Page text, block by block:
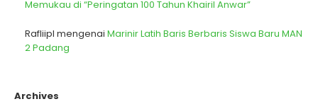
Memukau di “Peringatan 100 Tahun Khairil Anwar”
Rafliipl mengenai Marinir Latih Baris Berbaris Siswa Baru MAN
2 Padang
Archives